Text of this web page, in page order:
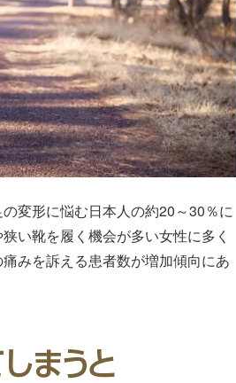
変形に悩む日本人の約20～30％に
い靴を履く機会が多い女性に多く
みを訴える患者数が増加傾向にあ